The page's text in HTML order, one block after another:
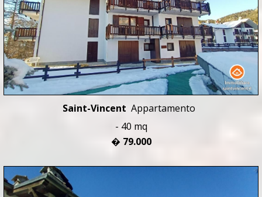
Saint-Vincent Appartamento
- 40 mq
� 79.000